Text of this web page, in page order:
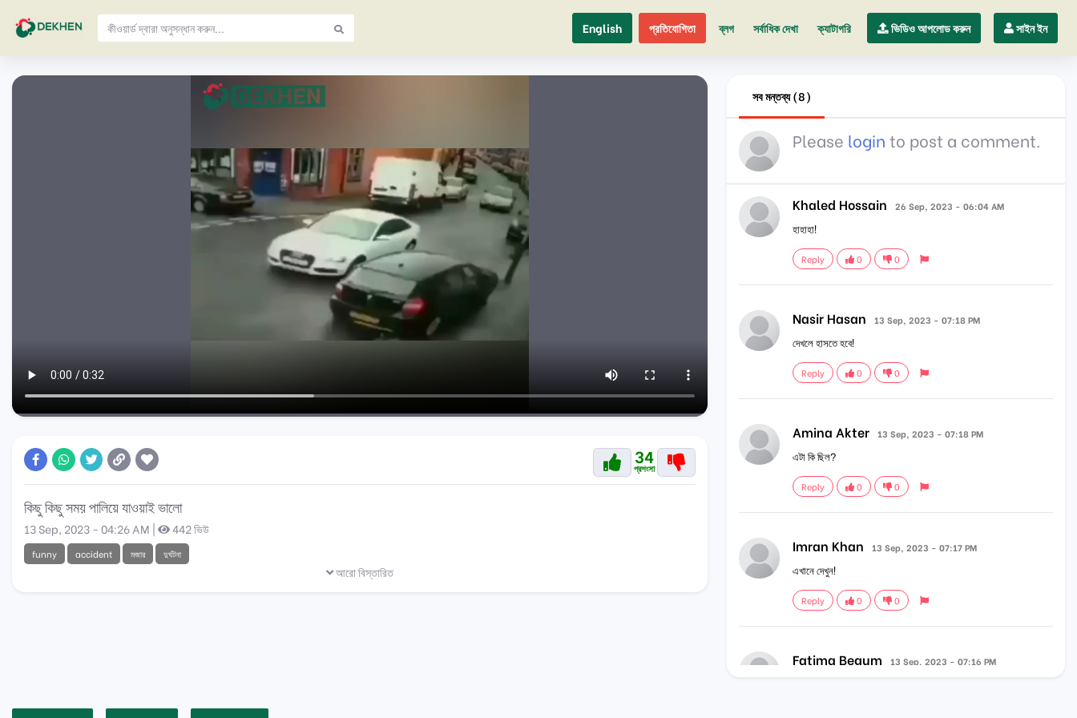
English প্রতিযোগিতা ব্লগ সর্বাধিক দেখা ক্যাটাগরি ভিডিও আপলোড করুন সাইন ইন
34
প্রশংসা
কিছু কিছু সময় পালিয়ে যাওয়াই ভালো
13 Sep, 2023 - 04:26 AM | 442 ভিউ
funny accident মজার দুর্ঘটনা
আরো বিস্তারিত
সব মন্তব্য (8)
Please login to post a comment.
Khaled Hossain 26 Sep, 2023 - 06:04 AM
হাহাহা!
Reply 0 0
Nasir Hasan 13 Sep, 2023 - 07:18 PM
দেখলে হাসতে হবে!
Reply 0 0
Amina Akter 13 Sep, 2023 - 07:18 PM
এটা কি ছিল?
Reply 0 0
Imran Khan 13 Sep, 2023 - 07:17 PM
এখানে দেখুন!
Reply 0 0
Fatima Begum 13 Sep, 2023 - 07:16 PM